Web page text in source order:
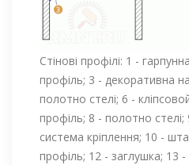
Стінові профілі: 1 -
профіль; 3 - декоративна
полотно стелі; 6 -
профіль; 8 - полотно
система кріплення; 10 -
профіль; 12 - заглушка; 13